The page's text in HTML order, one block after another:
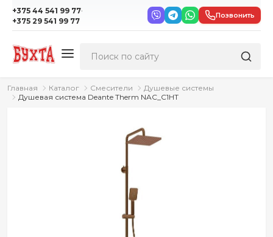
+375 44 541 99 77·
+375 29 541 99 77
Позвонить
Главная Каталог Смесители
Душевые системы
Душевая система Deante Therm NAC_C1HT